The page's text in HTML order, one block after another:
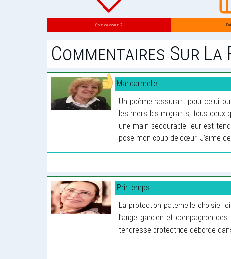
Coup de coeur: 2
Commentaires Sur La
Maricarmelle
Un poème rassurant pour celui
les mers les migrants, tous ceux
une main secourable leur est
pose mon coup de cœur. J’aime
Printemps
La protection paternelle choisie
l’ange gardien et compagnon
tendresse protectrice déborde